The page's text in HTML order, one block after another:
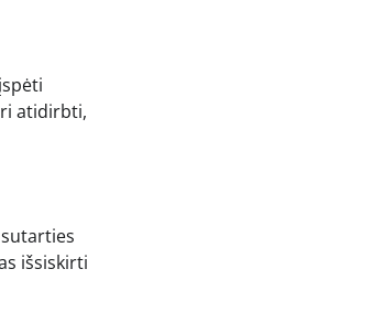
atidirbti,
išsiskirti